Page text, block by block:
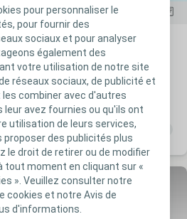
pour personnaliser le
pour fournir des
sociaux et pour analyser
également des
votre utilisation de notre site
réseaux sociaux, de publicité et
les combiner avec d'autres
avez fournies ou qu'ils ont
utilisation de leurs services,
des publicités plus
le droit de retirer ou de modifier
moment en cliquant sur «
». Veuillez consulter notre
cookies et notre Avis de
d'informations.
Ultra-Lightweight
Robotic Sacrocolpopexy